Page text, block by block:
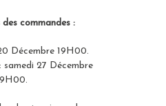
commandes :
Décembre 19H00.
samedi 27 Décembre